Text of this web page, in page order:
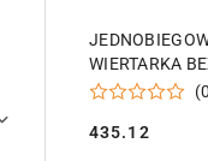
WIERTARKA
UCHWYT
DEWALT
Cena:
435.12